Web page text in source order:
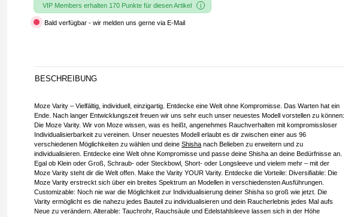
VIP Members erhalten 170 Punkte für diesen Artikel
Bald verfügbar - wir melden uns gerne via E-Mail
BESCHREIBUNG
Moze Varity – Vielfältig, individuell, einzigartig. Entdecke eine Welt ohne Kompromisse. Das Warten hat ein
Ende. Nach langer Entwicklungszeit freuen wir uns sehr euch unser neuestes Modell vorstellen zu können:
Die Moze Varity. Wir von Moze wissen, was es heißt, angenehmes Rauchverhalten mit kompromissloser
Individualisierbarkeit zu vereinen. Unser neuestes Modell erlaubt es dir zwischen einer aus 96
verschiedenen Möglichkeiten zu wählen und deine Shisha nach Belieben zu erweitern und zu
individualisieren. Entdecke eine Welt ohne Kompromisse und passe deine Shisha an deine Bedürfnisse an.
Egal ob Klein oder Groß, Schraub- oder Steckbowl, Short- oder Longsleeve und vielem mehr – mit der
Moze Varity steht dir die Welt offen. Make the Varity YOUR Varity. Entdecke die Vorteile: Diversifiable: Die
Moze Varity erstreckt sich über ein breites Spektrum an Modellen in verschiedensten Ausführungen.
Customizable: Noch nie war die Möglichkeit zur Individualisierung deiner Shisha so groß wie jetzt. Die
Varity ermöglicht es die nahezu jedes Bauteil zu individualisieren und dein Raucherlebnis jedes Mal aufs
Neue zu verändern. Alterable: Tauchrohr, Rauchsäule und Edelstahlsleeve lassen sich in der Höhe